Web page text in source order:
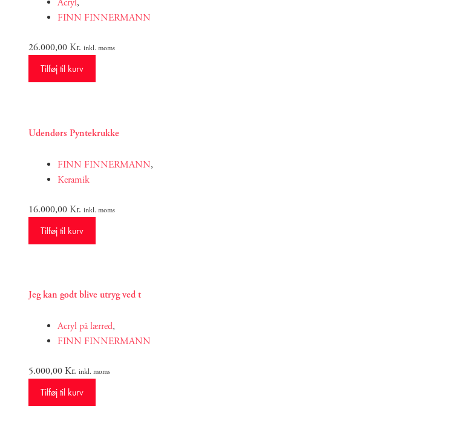
Acryl,
FINN FINNERMANN
26.000,00Kr. inkl. moms
Tilføj til kurv
Udendørs Pyntekrukke
FINN FINNERMANN,
Keramik
16.000,00Kr. inkl. moms
Tilføj til kurv
Jeg kan godt blive utryg ved t
Acryl på lærred,
FINN FINNERMANN
5.000,00Kr. inkl. moms
Tilføj til kurv